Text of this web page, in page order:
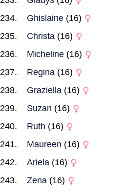
Ghislaine (16)
Christa (16)
Micheline (16)
Regina (16)
Graziella (16)
Suzan (16)
Ruth (16)
Maureen (16)
Ariela (16)
Zena (16)